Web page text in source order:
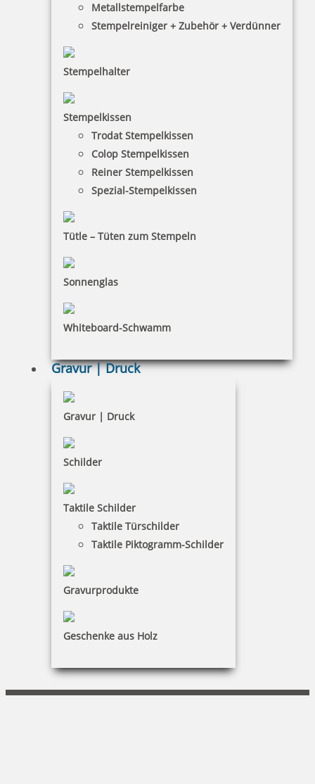
Metallstempelfarbe
Stempelreiniger + Zubehör + Verdünner
Stempelhalter
Stempelkissen
Trodat Stempelkissen
Colop Stempelkissen
Reiner Stempelkissen
Spezial-Stempelkissen
Tütle – Tüten zum Stempeln
Sonnenglas
Whiteboard-Schwamm
Gravur | Druck
Gravur | Druck
Schilder
Taktile Schilder
Taktile Türschilder
Taktile Piktogramm-Schilder
Gravurprodukte
Geschenke aus Holz
HINWEISE
Versandinformationen
Zahlungsbedingungen
Bestellhinweise
INFORMATIONEN
Impressum
Widerruf
Barrierefreiheit
Vertrag widerrufen
Mein Konto
KONTAKT
SBP Potsdam GmbH
0171 - 287 86 43